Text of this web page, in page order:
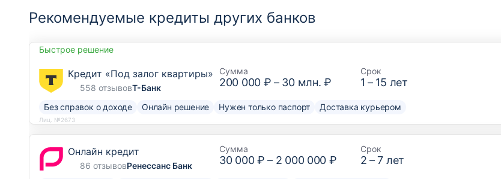
Рекомендуемые кредиты других банков
Быстрое решение
Кредит «Под залог квартиры»
558 отзывовТ-Банк
Сумма
200 000 ₽ – 30 млн. ₽
Срок
1 – 15 лет
Без справок о доходе Онлайн решение Нужен только паспорт Доставка курьером
Лиц. №2673
Онлайн кредит
86 отзывовРенессанс Банк
Сумма
30 000 ₽ – 2 000 000 ₽
Срок
2 –7 лет